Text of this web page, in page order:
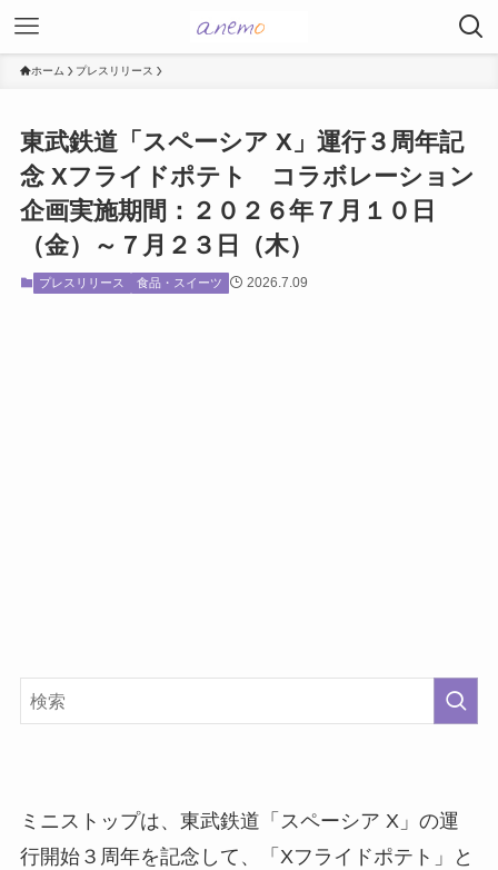
ホーム プレスリリース
東武鉄道「スペーシア X」運行３周年記
念 Xフライドポテト コラボレーション
企画実施期間：２０２６年７月１０日
（金）～７月２３日（木）
プレスリリース 食品・スイーツ 2026.7.09
ミニストップは、東武鉄道「スペーシア X」の運
行開始３周年を記念して、「Xフライドポテト」と